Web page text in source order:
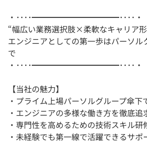
・････━━━━━━━━━━━････・
“幅広い業務選択肢×柔軟なキャリア
エンジニアとしての第一歩はパーソル
で
・････━━━━━━━━━━━････・
【当社の魅力】
・プライム上場パーソルグループ傘下
・エンジニアの多様な働き方を徹底追
・専門性を高めるための技術スキル研
・未経験でも第一線で活躍できるサポ